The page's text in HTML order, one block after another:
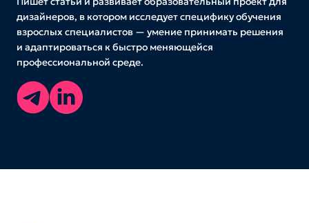
дизайнеров, в котором исследует специфику обучения
взрослых специалистов — умение принимать решения
и адаптироваться к быстро меняющейся
профессиональной среде.